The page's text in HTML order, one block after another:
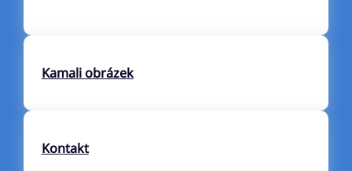
Kamali obrázek
Kontakt